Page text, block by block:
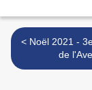
< Noël 2021 - 3e dimanche
de